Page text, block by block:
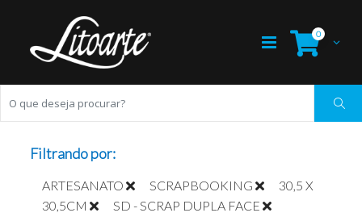
0
Filtrando por:
ARTESANATO SCRAPBOOKING
30,5 X
30,5CM
SD - SCRAP DUPLA FACE